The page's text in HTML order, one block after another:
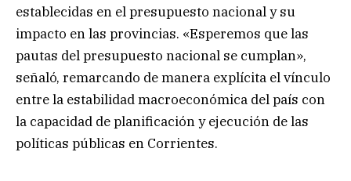
establecidas en el presupuesto nacional y su
impacto en las provincias. «Esperemos que las
pautas del presupuesto nacional se cumplan»,
señaló, remarcando de manera explícita el vínculo
entre la estabilidad macroeconómica del país con
la capacidad de planificación y ejecución de las
políticas públicas en Corrientes.